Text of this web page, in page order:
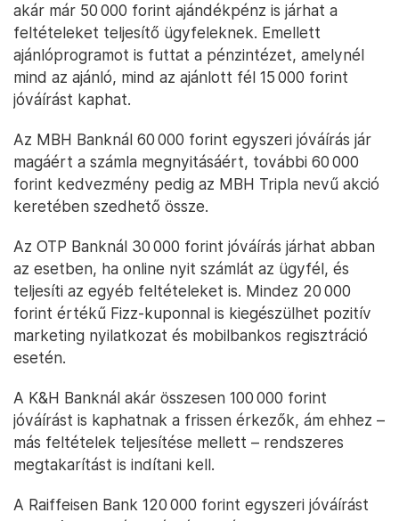
akár már 50 000 forint ajándékpénz is járhat a
feltételeket teljesítő ügyfeleknek. Emellett
ajánlóprogramot is futtat a pénzintézet, amelynél
mind az ajánló, mind az ajánlott fél 15 000 forint
jóváírást kaphat.
Az MBH Banknál 60 000 forint egyszeri jóváírás jár
magáért a számla megnyitásáért, további 60 000
forint kedvezmény pedig az MBH Tripla nevű akció
keretében szedhető össze.
Az OTP Banknál 30 000 forint jóváírás járhat abban
az esetben, ha online nyit számlát az ügyfél, és
teljesíti az egyéb feltételeket is. Mindez 20 000
forint értékű Fizz-kuponnal is kiegészülhet pozitív
marketing nyilatkozat és mobilbankos regisztráció
esetén.
A K&H Banknál akár összesen 100 000 forint
jóváírást is kaphatnak a frissen érkezők, ám ehhez –
más feltételek teljesítése mellett – rendszeres
megtakarítást is indítani kell.
A Raiffeisen Bank 120 000 forint egyszeri jóváírást